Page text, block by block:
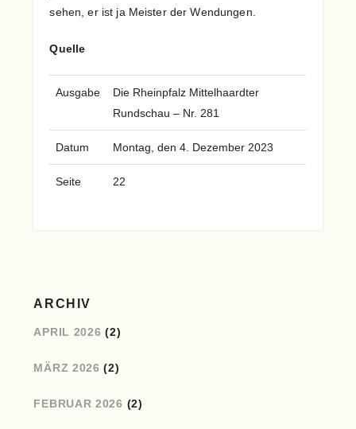
sehen, er ist ja Meister der Wendungen.
Quelle
Ausgabe
Die Rheinpfalz Mittelhaardter
Rundschau – Nr. 281
Datum Montag, den 4. Dezember 2023
Seite 22
ARCHIV
APRIL 2026 (2)
MÄRZ 2026 (2)
FEBRUAR 2026 (2)